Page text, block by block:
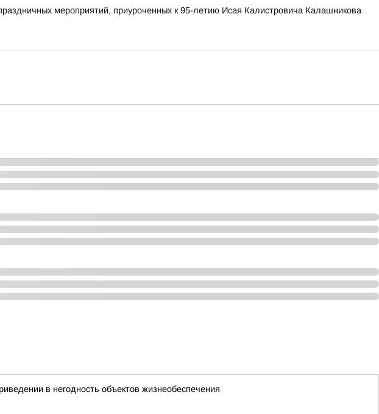
мероприятий, приуроченных к 95-летию Исая Калистровича Калашникова
в негодность объектов жизнеобеспечения